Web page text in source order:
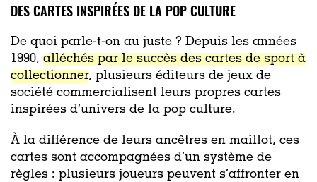
DES CARTES INSPIRÉES DE LA POP CULTURE
De quoi parle-t-on au juste ? Depuis les années
1990, alléchés par le succès des cartes de sport à
collectionner, plusieurs éditeurs de jeux de
société commercialisent leurs propres cartes
inspirées d’univers de la pop culture.
À la différence de leurs ancêtres en maillot, ces
cartes sont accompagnées d’un système de
règles : plusieurs joueurs peuvent s’affronter en